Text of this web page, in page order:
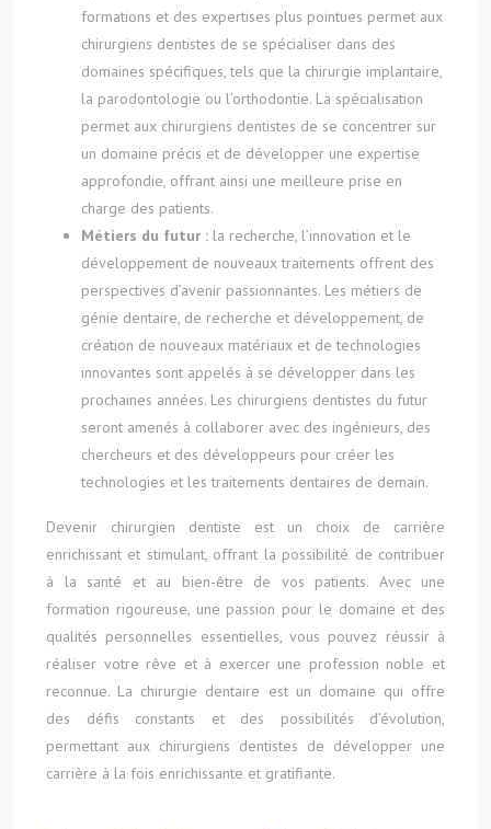
formations et des expertises plus pointues permet aux
chirurgiens dentistes de se spécialiser dans des
domaines spécifiques, tels que la chirurgie implantaire,
la parodontologie ou l’orthodontie. La spécialisation
permet aux chirurgiens dentistes de se concentrer sur
un domaine précis et de développer une expertise
approfondie, offrant ainsi une meilleure prise en
charge des patients.
Métiers du futur : la recherche, l’innovation et le
développement de nouveaux traitements offrent des
perspectives d’avenir passionnantes. Les métiers de
génie dentaire, de recherche et développement, de
création de nouveaux matériaux et de technologies
innovantes sont appelés à se développer dans les
prochaines années. Les chirurgiens dentistes du futur
seront amenés à collaborer avec des ingénieurs, des
chercheurs et des développeurs pour créer les
technologies et les traitements dentaires de demain.
Devenir chirurgien dentiste est un choix de carrière
enrichissant et stimulant, offrant la possibilité de contribuer
à la santé et au bien-être de vos patients. Avec une
formation rigoureuse, une passion pour le domaine et des
qualités personnelles essentielles, vous pouvez réussir à
réaliser votre rêve et à exercer une profession noble et
reconnue. La chirurgie dentaire est un domaine qui offre
des défis constants et des possibilités d’évolution,
permettant aux chirurgiens dentistes de développer une
carrière à la fois enrichissante et gratifiante.